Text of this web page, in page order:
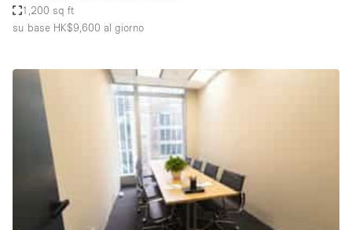
Atelier / Laboratorio
Camion
Galleria d'arte
Hall
Imbarcazione
1,200 sq ft
su base HK$9,600 al giorno